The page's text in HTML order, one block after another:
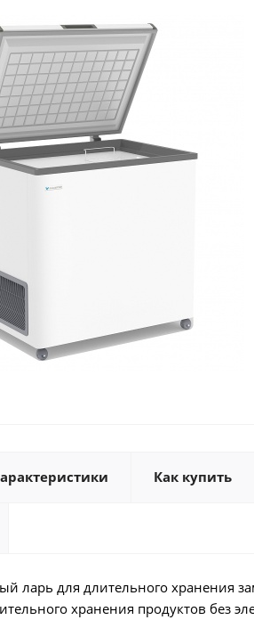
Как купить
ларь для длительного хранения
хранения продуктов без